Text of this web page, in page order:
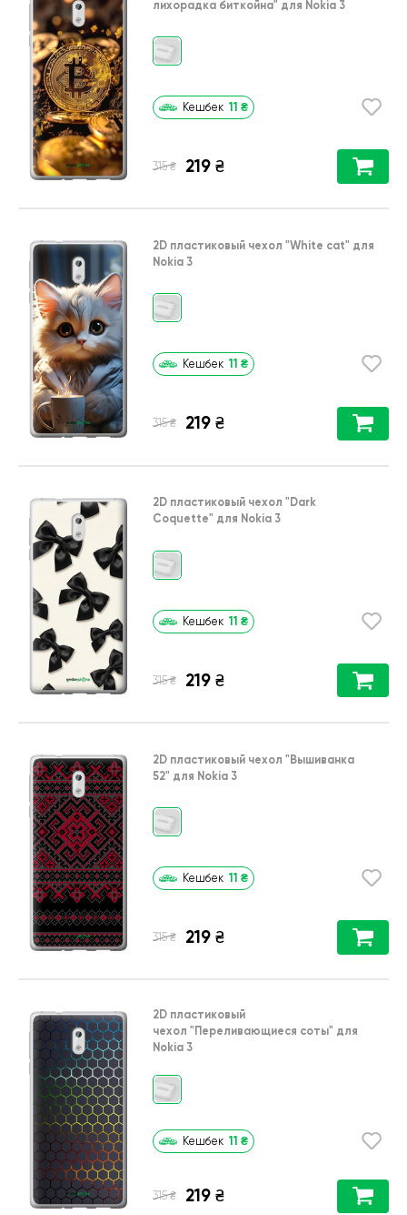
лихорадка биткойна" для Nokia 3
Кешбек 11 ₴
315 ₴ 219 ₴
2D пластиковый чехол "White cat" для
Nokia 3
Кешбек 11 ₴
315 ₴ 219 ₴
2D пластиковый чехол "Dark
Coquette" для Nokia 3
Кешбек 11 ₴
315 ₴ 219 ₴
2D пластиковый чехол "Вышиванка
52" для Nokia 3
Кешбек 11 ₴
315 ₴ 219 ₴
2D пластиковый
чехол "Переливающиеся соты" для
Nokia 3
Кешбек 11 ₴
315 ₴ 219 ₴